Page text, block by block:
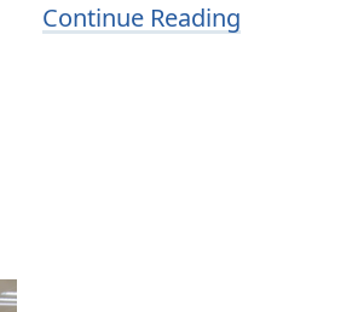
Continue Reading